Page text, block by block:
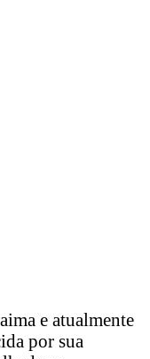
e atualmente
por sua